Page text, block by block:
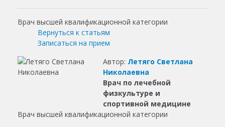
Врач высшей квалификационной категории
Вернуться к статьям
Записаться на прием
Автор: Летяго Светлана
Николаевна
Врач по лечебной
физкультуре и
спортивной медицине
Врач высшей квалификационной категории